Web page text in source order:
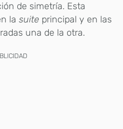
de simetría. Esta
la suite principal y en las
una de la otra.